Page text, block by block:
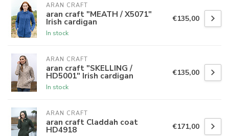
ARAN CRAFT
aran craft "MEATH / X5071"
Irish cardigan
In stock
€135,00
ARAN CRAFT
aran craft "SKELLING /
HD5001" Irish cardigan
In stock
€135,00
ARAN CRAFT
aran craft Claddah coat
HD4918 €171,00